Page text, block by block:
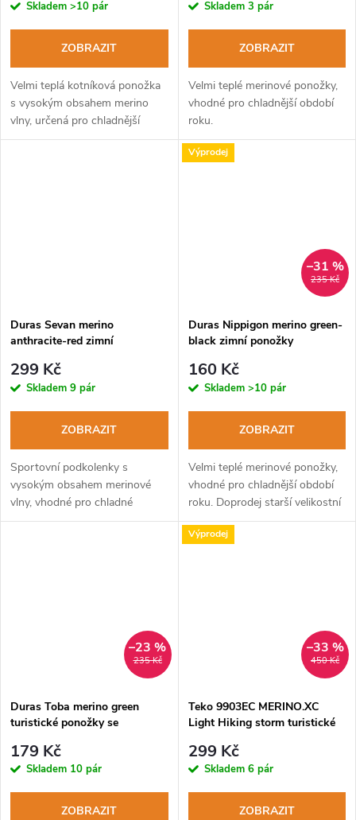
Skladem >10 pár
ZOBRAZIT
Velmi teplá kotníková ponožka
s vysokým obsahem merino
vlny, určená pro chladnější
období roku.
Skladem 3 pár
ZOBRAZIT
Velmi teplé merinové ponožky,
vhodné pro chladnější období
roku.
Duras Sevan merino
anthracite-red zimní
299 Kč
Skladem 9 pár
ZOBRAZIT
Sportovní podkolenky s
vysokým obsahem merinové
vlny, vhodné pro chladné
období roku.
Výprodej
235 Kč
–31 %
Duras Nippigon merino green-
black zimní ponožky
160 Kč
Skladem >10 pár
ZOBRAZIT
Velmi teplé merinové ponožky,
vhodné pro chladnější období
roku. Doprodej starší velikostní
řady.
235 Kč
–23 %
Duras Toba merino green
turistické ponožky se
179 Kč
Skladem 10 pár
ZOBRAZIT
Výprodej
450 Kč
–33 %
Teko 9903EC MERINO.XC
Light Hiking storm turistické
299 Kč
Skladem 6 pár
ZOBRAZIT